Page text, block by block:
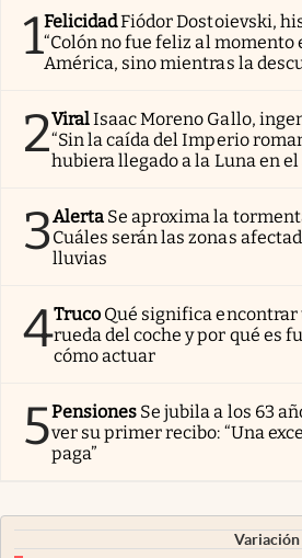
1FelicidadFiódor Dostoievski,
“Colón no fue feliz al momento
América, sino mientras la
2ViralIsaac Moreno Gallo,
“Sin la caída del Imperio
hubiera llegado a la Luna en el
3Alerta Se aproxima la
Cuáles serán las zonas
lluvias
4Truco Qué significa encontrar
rueda del coche y por qué es
cómo actuar
5Pensiones Se jubila a los 63
ver su primer recibo: “Una
paga”
Variación